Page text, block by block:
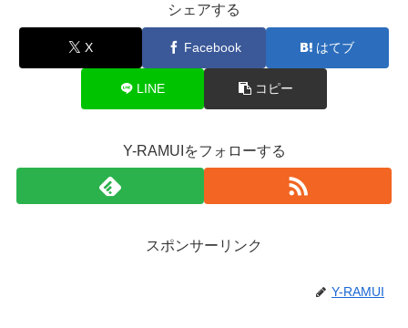
シェアする
X Facebook はてブ
LINE コピー
Y-RAMUIをフォローする
スポンサーリンク
Y-RAMUI